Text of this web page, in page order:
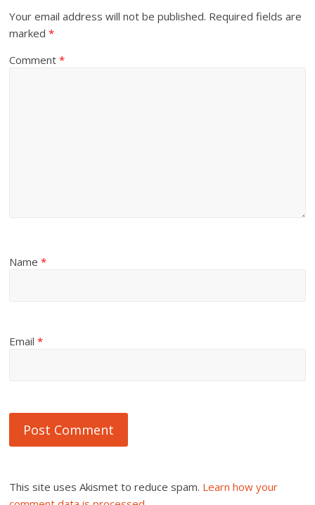
Your email address will not be published. Required fields are
marked*
Comment*
Name*
Email*
This site uses Akismet to reduce spam. Learn how your